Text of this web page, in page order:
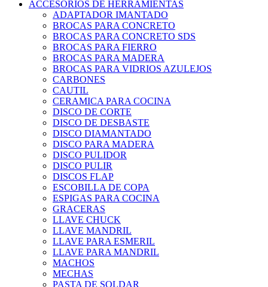
ACCESORIOS DE HERRAMIENTAS
ADAPTADOR IMANTADO
BROCAS PARA CONCRETO
BROCAS PARA CONCRETO SDS
BROCAS PARA FIERRO
BROCAS PARA MADERA
BROCAS PARA VIDRIOS AZULEJOS
CARBONES
CAUTIL
CERAMICA PARA COCINA
DISCO DE CORTE
DISCO DE DESBASTE
DISCO DIAMANTADO
DISCO PARA MADERA
DISCO PULIDOR
DISCO PULIR
DISCOS FLAP
ESCOBILLA DE COPA
ESPIGAS PARA COCINA
GRACERAS
LLAVE CHUCK
LLAVE MANDRIL
LLAVE PARA ESMERIL
LLAVE PARA MANDRIL
MACHOS
MECHAS
PASTA DE SOLDAR